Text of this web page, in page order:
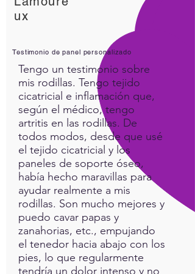
ux
Testimonio de panel personalizado
Tengo un testimonio sobre
mis rodillas. Tengo tejido
cicatricial e inflamación que,
según el médico, tengo
artritis en las rodillas. De
todos modos, desde que usé
el tejido cicatricial y los
paneles de soporte óseo,
había hecho maravillas para
ayudar realmente a mis
rodillas. Son mucho mejores y
puedo cavar papas y
zanahorias, etc., empujando
el tenedor hacia abajo con los
pies, lo que regularmente
tendría un dolor intenso y no